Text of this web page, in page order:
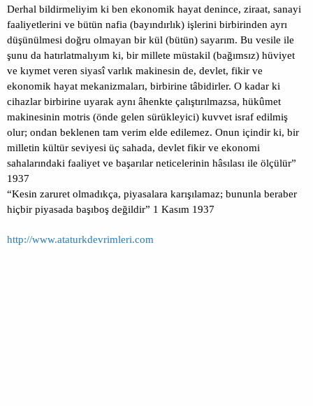
Derhal bildirmeliyim ki ben ekonomik hayat denince, ziraat, sanayi
faaliyetlerini ve bütün nafia (bayındırlık) işlerini birbirinden ayrı
düşünülmesi doğru olmayan bir kül (bütün) sayarım. Bu vesile ile
şunu da hatırlatmalıyım ki, bir millete müstakil (bağımsız) hüviyet
ve kıymet veren siyasî varlık makinesin de, devlet, fikir ve
ekonomik hayat mekanizmaları, birbirine tâbidirler. O kadar ki
cihazlar birbirine uyarak aynı âhenkte çalıştırılmazsa, hükûmet
makinesinin motris (önde gelen sürükleyici) kuvvet israf edilmiş
olur; ondan beklenen tam verim elde edilemez. Onun içindir ki, bir
milletin kültür seviyesi üç sahada, devlet fikir ve ekonomi
sahalarındaki faaliyet ve başarılar neticelerinin hâsılası ile ölçülür”
1937
“Kesin zaruret olmadıkça, piyasalara karışılamaz; bununla beraber
hiçbir piyasada başıboş değildir” 1 Kasım 1937
http://www.ataturkdevrimleri.com